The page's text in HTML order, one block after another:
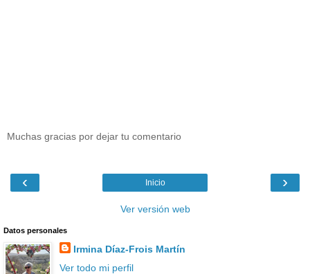
Muchas gracias por dejar tu comentario
‹ ›
Inicio
Ver versión web
Datos personales
Irmina Díaz-Frois Martín
Ver todo mi perfil